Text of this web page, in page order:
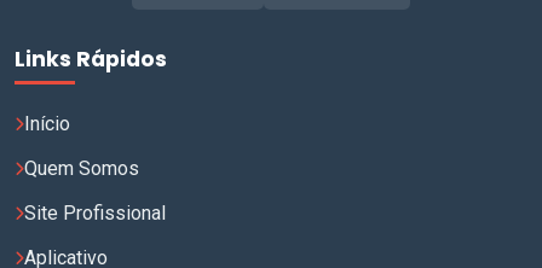
Links Rápidos
Início
Quem Somos
Site Profissional
Aplicativo